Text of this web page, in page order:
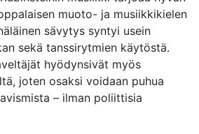
muoto- ja musiikkikielen
sävytys syntyi usein
sekä tanssirytmien käytöstä.
hyödynsivät myös
joten osaksi voidaan puhua
– ilman poliittisia